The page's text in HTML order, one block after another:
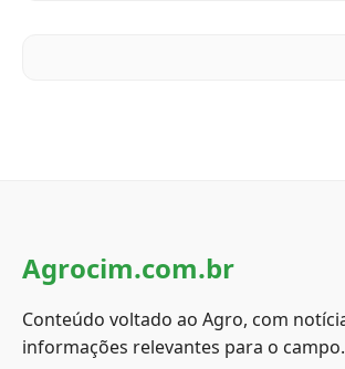
Agrocim.com.br
Conteúdo voltado ao Agro, com
informações relevantes para o campo.